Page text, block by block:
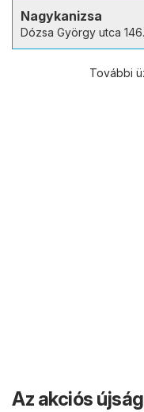
Nagykanizsa
Dózsa György utca 146.
További
Az akciós